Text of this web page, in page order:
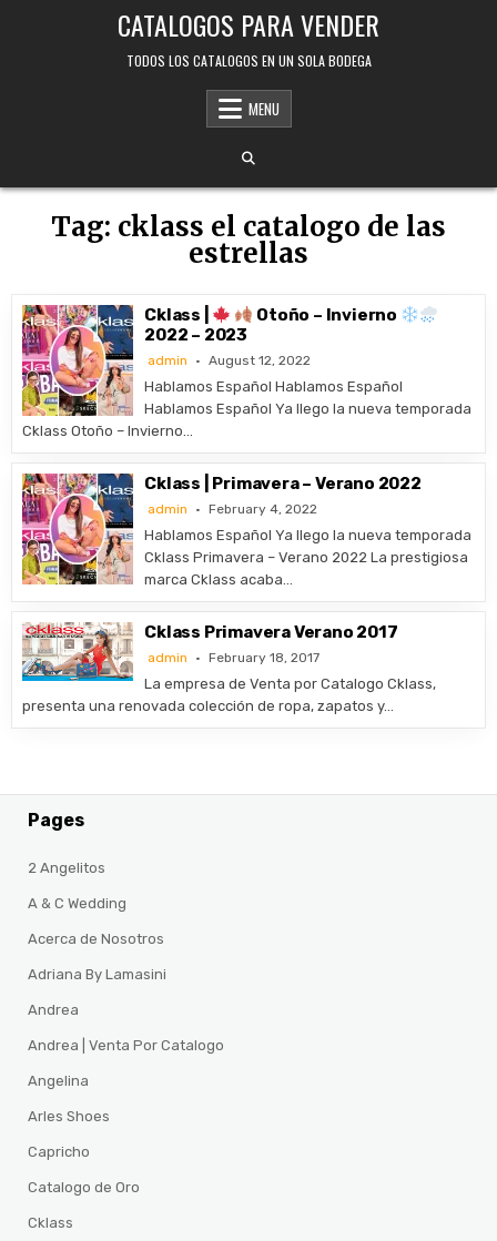
CATALOGOS PARA VENDER
TODOS LOS CATALOGOS EN UN SOLA BODEGA
MENU
Tag: cklass el catalogo de las
estrellas
Cklass |
Otoño – Invierno
2022 – 2023
admin August 12, 2022
Hablamos Español Hablamos Español
Hablamos Español Ya llego la nueva temporada
Cklass Otoño – Invierno…
Cklass | Primavera – Verano 2022
admin February 4, 2022
Hablamos Español Ya llego la nueva temporada
Cklass Primavera – Verano 2022 La prestigiosa
marca Cklass acaba…
Cklass Primavera Verano 2017
admin February 18, 2017
La empresa de Venta por Catalogo Cklass,
presenta una renovada colección de ropa, zapatos y…
Pages
2 Angelitos
A & C Wedding
Acerca de Nosotros
Adriana By Lamasini
Andrea
Andrea | Venta Por Catalogo
Angelina
Arles Shoes
Capricho
Catalogo de Oro
Cklass